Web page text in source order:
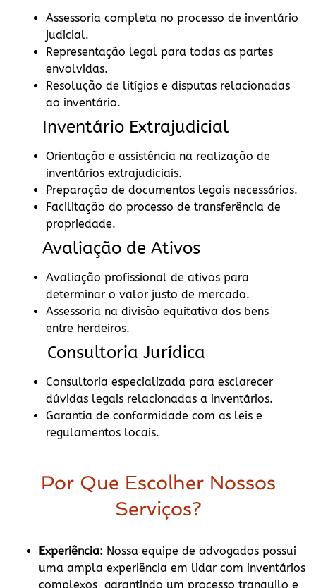
Assessoria completa no processo de inventário
judicial.
Representação legal para todas as partes
envolvidas.
Resolução de litígios e disputas relacionadas
ao inventário.
Inventário Extrajudicial
Orientação e assistência na realização de
inventários extrajudiciais.
Preparação de documentos legais necessários.
Facilitação do processo de transferência de
propriedade.
Avaliação de Ativos
Avaliação profissional de ativos para
determinar o valor justo de mercado.
Assessoria na divisão equitativa dos bens
entre herdeiros.
Consultoria Jurídica
Consultoria especializada para esclarecer
dúvidas legais relacionadas a inventários.
Garantia de conformidade com as leis e
regulamentos locais.
Por Que Escolher Nossos
Serviços?
Experiência: Nossa equipe de advogados possui
uma ampla experiência em lidar com inventários
complexos, garantindo um processo tranquilo e